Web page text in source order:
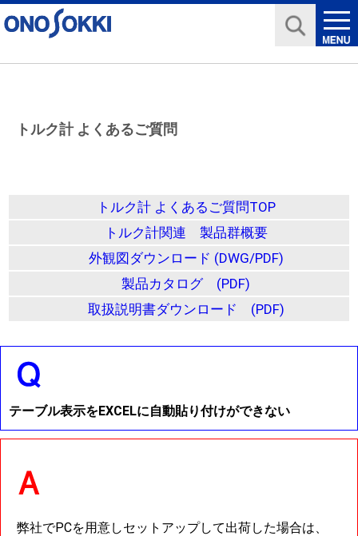
トルク計 よくあるご質問
トルク計 よくあるご質問TOP
トルク計関連 製品群概要
外観図ダウンロード (DWG/PDF)
製品カタログ (PDF)
取扱説明書ダウンロード (PDF)
テーブル表示をEXCELに自動貼り付けができない
弊社でPCを用意しセットアップして出荷した場合は、